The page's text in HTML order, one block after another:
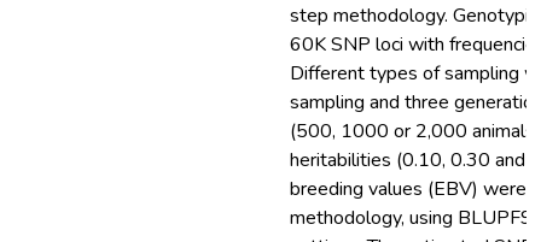
step methodology.
60K SNP loci with
Different types of sampling
sampling and three
(500, 1000 or 2,000
heritabilities (0.10, 0.30 and
breeding values (EBV) were
methodology, using